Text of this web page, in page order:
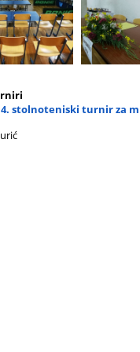
stolnoteniski turnir za